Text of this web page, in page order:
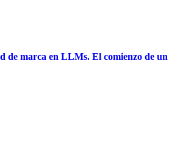
de marca en LLMs. El comienzo de un